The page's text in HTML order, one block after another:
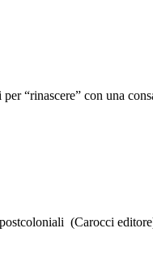
“rinascere” con una
(Carocci